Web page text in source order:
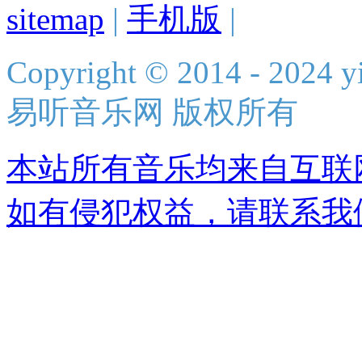
sitemap | 手机版 |
Copyright © 2014 - 2024
易听音乐网 版权所有
本站所有音乐均来自互
如有侵犯权益，请联系